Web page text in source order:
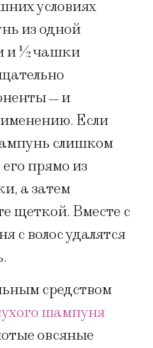
условиях
из одной
и ½ чашки
— и
Если
слишком
прямо из
а затем
щеткой. Вместе с
с волос удалятся
средством
шампуня
овсяные